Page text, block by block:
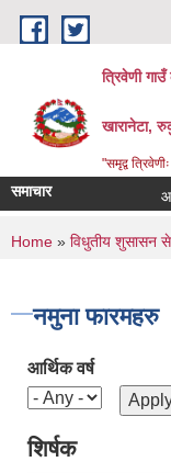
Skip to main content
त्रिवेणी गाउँ
खारानेटा,
"समृद्व
समाचार
You are
Home » विधुतीय शुसासन
नमुना फारमहरु
आर्थिक वर्ष
शिर्षक